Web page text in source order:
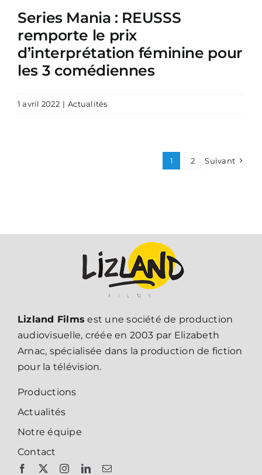
Series Mania : REUSSS
remporte le prix
d’interprétation féminine pour
les 3 comédiennes
1 avril 2022 | Actualités
1 2 Suivant
Lizland Films est une société de production
audiovisuelle, créée en 2003 par Elizabeth
Arnac, spécialisée dans la production de fiction
pour la télévision.
Productions
Actualités
Notre équipe
Contact